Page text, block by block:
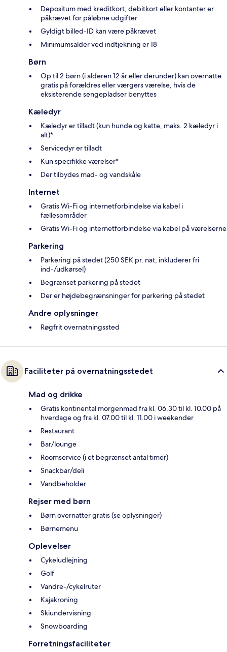
Depositum med kreditkort, debitkort eller kontanter er
påkrævet for påløbne udgifter
Gyldigt billed-ID kan være påkrævet
Minimumsalder ved indtjekning er 18
Børn
Op til 2 børn (i alderen 12 år eller derunder) kan overnatte
gratis på forældres eller værgers værelse, hvis de
eksisterende sengepladser benyttes
Kæledyr
Kæledyr er tilladt (kun hunde og katte, maks. 2 kæledyr i
alt)*
Servicedyr er tilladt
Kun specifikke værelser*
Der tilbydes mad- og vandskåle
Internet
Gratis Wi-Fi og internetforbindelse via kabel i
fællesområder
Gratis Wi-Fi og internetforbindelse via kabel på værelserne
Parkering
Parkering på stedet (250 SEK pr. nat, inkluderer fri
ind-/udkørsel)
Begrænset parkering på stedet
Der er højdebegrænsninger for parkering på stedet
Andre oplysninger
Røgfrit overnatningssted
Faciliteter på overnatningsstedet
Mad og drikke
Gratis kontinental morgenmad fra kl. 06.30 til kl. 10.00 på
hverdage og fra kl. 07.00 til kl. 11.00 i weekender
Restaurant
Bar/lounge
Roomservice (i et begrænset antal timer)
Snackbar/deli
Vandbeholder
Rejser med børn
Børn overnatter gratis (se oplysninger)
Børnemenu
Oplevelser
Cykeludlejning
Golf
Vandre-/cykelruter
Kajakroning
Skiundervisning
Snowboarding
Forretningsfaciliteter